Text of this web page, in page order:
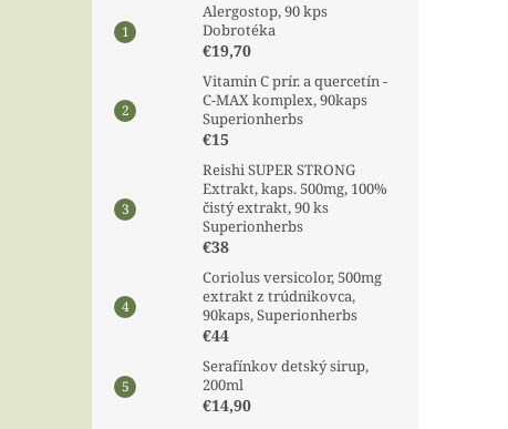
Alergostop, 90 kps
Dobrotéka
€19,70
Vitamín C prír. a quercetín -
C-MAX komplex, 90kaps
Superionherbs
€15
Reishi SUPER STRONG
Extrakt, kaps. 500mg, 100%
čistý extrakt, 90 ks
Superionherbs
€38
Coriolus versicolor, 500mg
extrakt z trúdnikovca,
90kaps, Superionherbs
€44
Serafínkov detský sirup,
200ml
€14,90